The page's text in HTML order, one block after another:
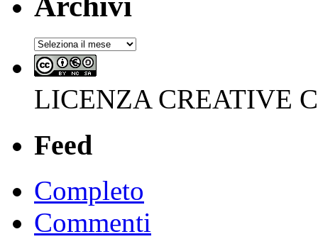
Archivi
LICENZA CREATIVE
Feed
Completo
Commenti